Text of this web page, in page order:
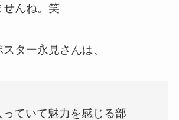
せんね。笑
ター永見さんは、
ていて魅力を感じる部